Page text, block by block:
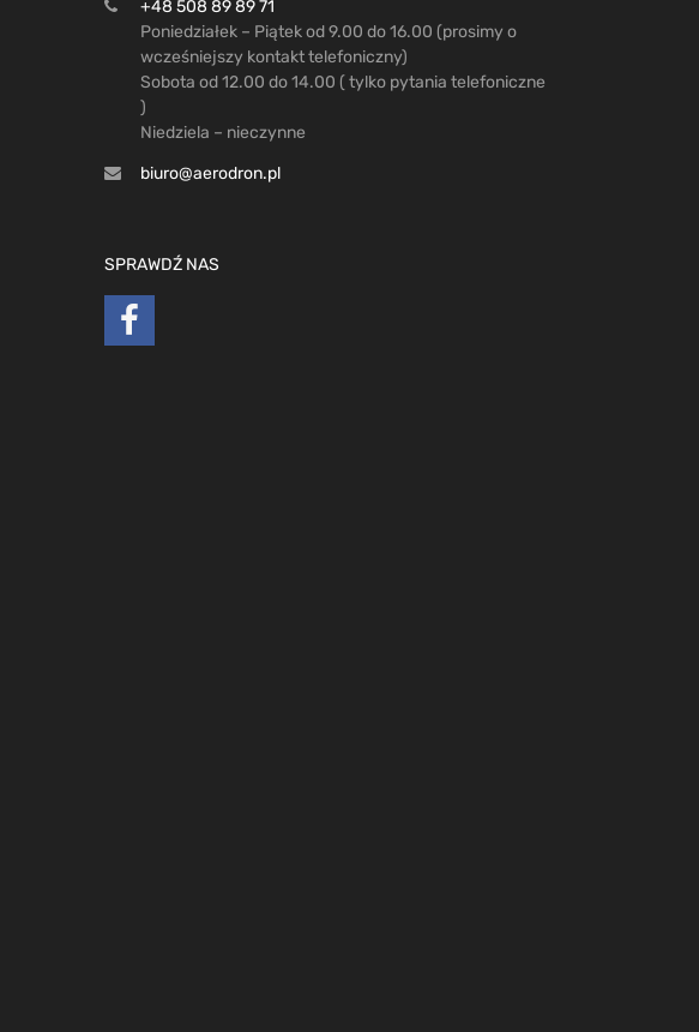
+48 508 89 89 71
Poniedziałek – Piątek od 9.00 do 16.00 (prosimy o
wcześniejszy kontakt telefoniczny)
Sobota od 12.00 do 14.00 ( tylko pytania telefoniczne
)
Niedziela – nieczynne
biuro@aerodron.pl
SPRAWDŹ NAS